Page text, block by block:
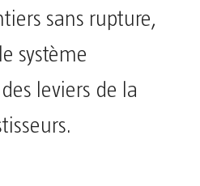
sans rupture,
système
leviers de la